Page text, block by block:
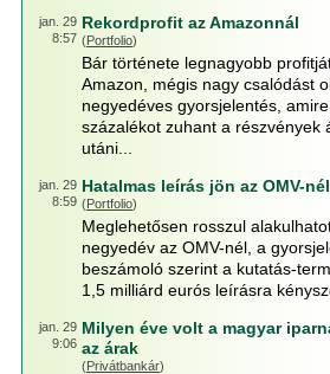
jan. 29
8:57
Rekordprofit az Amazonnál
(Portfolio)
Bár története legnagyobb
Amazon, mégis nagy csalódást
negyedéves gyorsjelentés,
százalékot zuhant a részvények
utáni...
jan. 29
8:59
Hatalmas leírás jön az OMV-nél
(Portfolio)
Meglehetősen rosszul
negyedév az OMV-nél, a
beszámoló szerint a kutatás-
1,5 milliárd eurós leírásra
jan. 29
9:06
Milyen éve volt a magyar
az árak
(Privátbankár)